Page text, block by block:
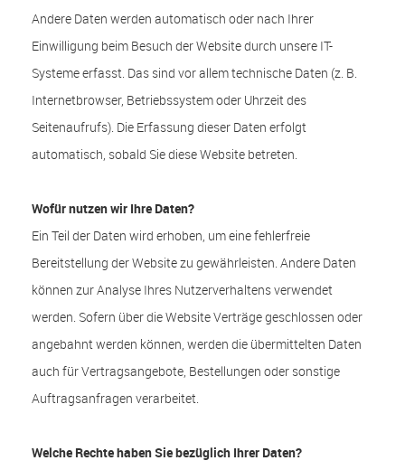
Andere Daten werden automatisch oder nach Ihrer
Einwilligung beim Besuch der Website durch unsere IT-
Systeme erfasst. Das sind vor allem technische Daten (z. B.
Internetbrowser, Betriebssystem oder Uhrzeit des
Seitenaufrufs). Die Erfassung dieser Daten erfolgt
automatisch, sobald Sie diese Website betreten.
Wofür nutzen wir Ihre Daten?
Ein Teil der Daten wird erhoben, um eine fehlerfreie
Bereitstellung der Website zu gewährleisten. Andere Daten
können zur Analyse Ihres Nutzerverhaltens verwendet
werden. Sofern über die Website Verträge geschlossen oder
angebahnt werden können, werden die übermittelten Daten
auch für Vertragsangebote, Bestellungen oder sonstige
Auftragsanfragen verarbeitet.
Welche Rechte haben Sie bezüglich Ihrer Daten?